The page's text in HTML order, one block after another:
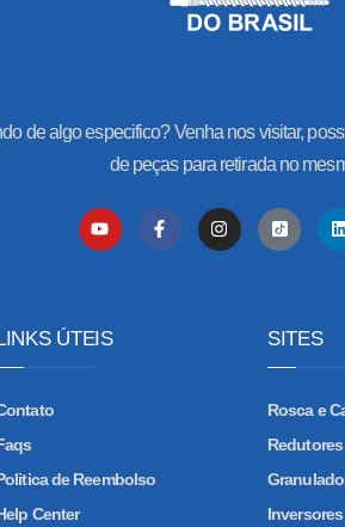
de algo especifico? Venha nos visitar,
de peças para retirada no
ÚTEIS
de Reembolso
Center
SITES
Rosca e
Redutores
Inversores